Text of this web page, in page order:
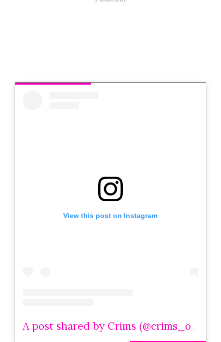
View this post on Instagram
A post shared by Crims (@crims_oficial)